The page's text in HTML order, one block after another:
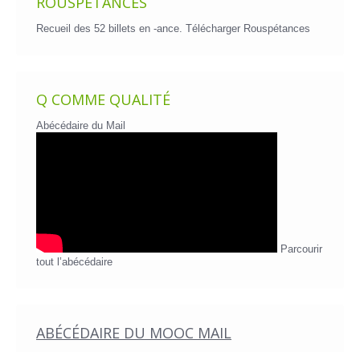
Recueil des 52 billets en -ance. Télécharger Rouspétances
Q COMME QUALITÉ
Abécédaire du Mail
Parcourir
tout l’abécédaire
ABÉCÉDAIRE DU MOOC MAIL